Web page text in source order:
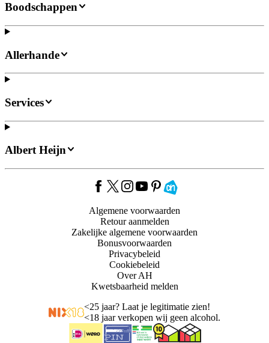
Boodschappen
Allerhande
Services
Albert Heijn
Algemene voorwaarden
Retour aanmelden
Zakelijke algemene voorwaarden
Bonusvoorwaarden
Privacybeleid
Cookiebeleid
Over AH
Kwetsbaarheid melden
<25 jaar? Laat je legitimatie zien!
<18 jaar verkopen wij geen alcohol.